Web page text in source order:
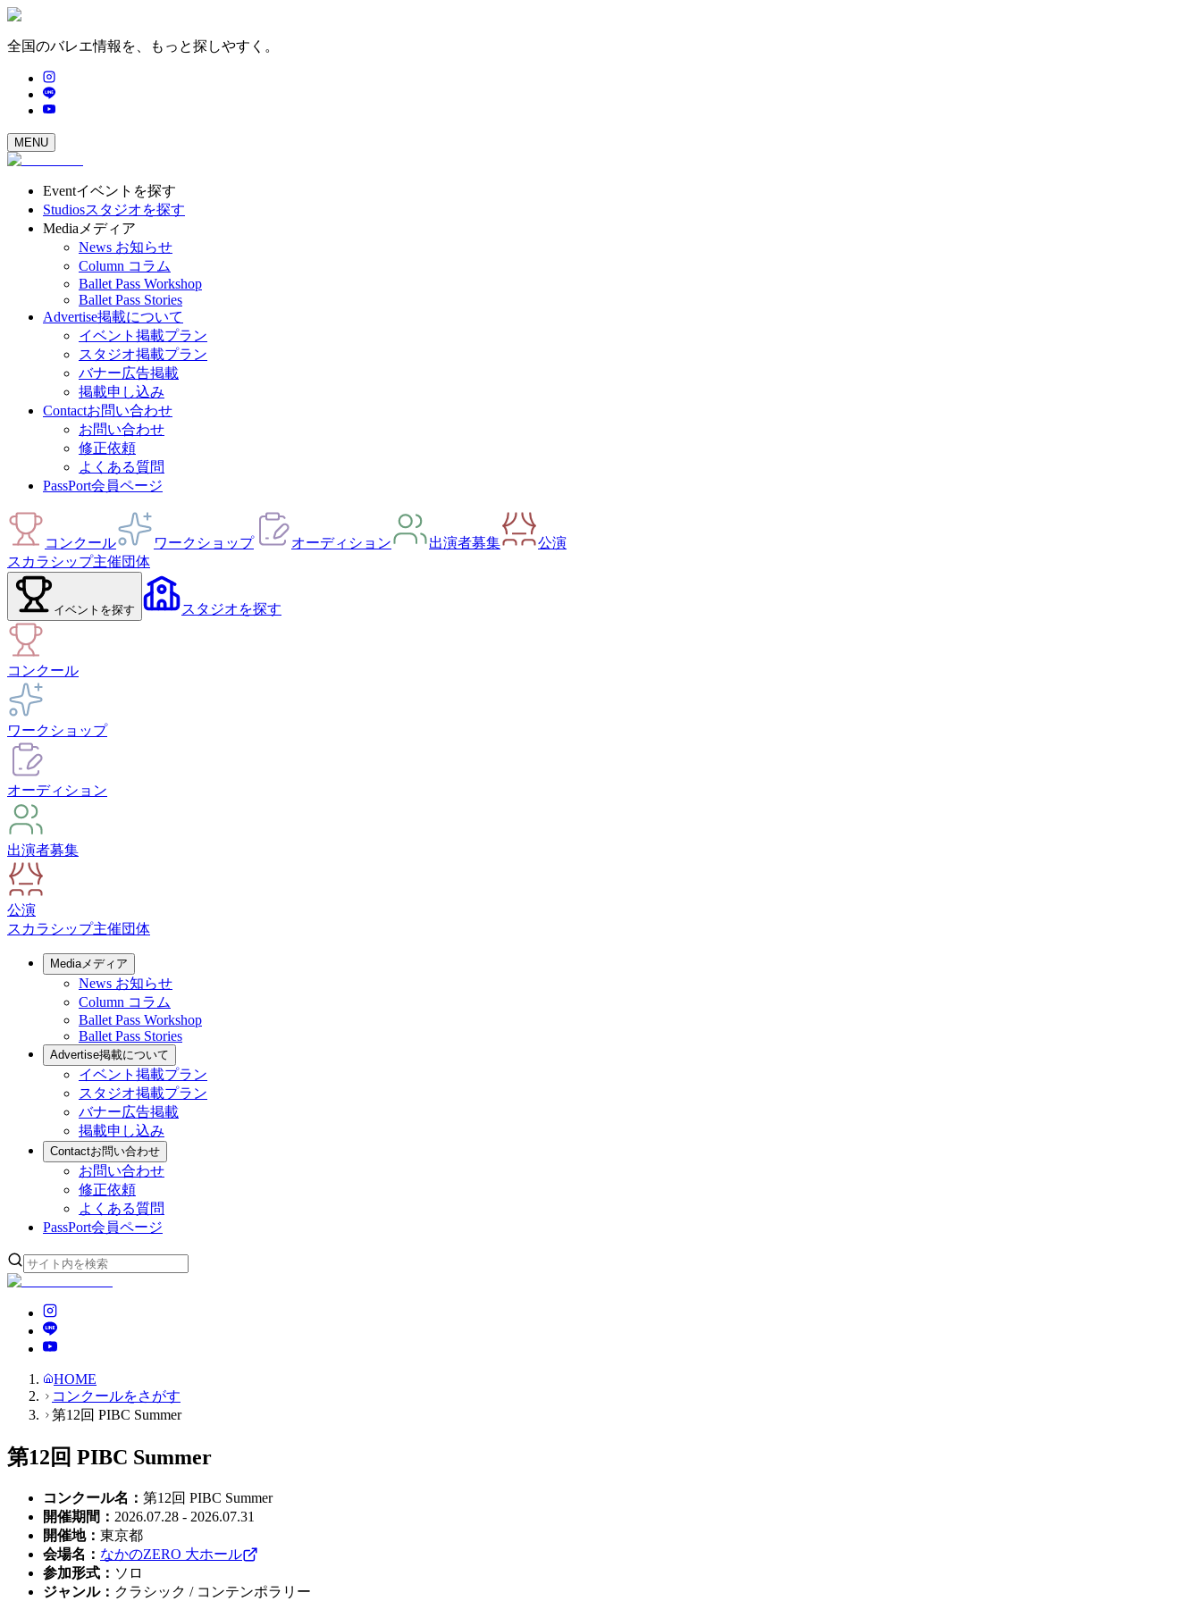
全国のバレエ情報を、もっと探しやすく。
MENU
Eventイベントを探す
Studiosスタジオを探す
Media メディア
News お知らせ
Column コラム
Ballet Pass Workshop
Ballet Pass Stories
Advertise掲載について
イベント掲載プラン
スタジオ掲載プラン
バナー広告掲載
掲載申し込み
Contactお問い合わせ
お問い合わせ
修正依頼
よくある質問
PassPort会員ページ
コンクール ワークショップ オーディション 出演者募集
公演
スカラシップ主催団体
イベント を探す スタジオを探す
コンクール
ワークショップ
オーディション
出演者募集
公演
スカラシップ主催団体
Mediaメディア
News お知らせ
Column コラム
Ballet Pass Workshop
Ballet Pass Stories
Advertise掲載について
イベント掲載プラン
スタジオ掲載プラン
バナー広告掲載
掲載申し込み
Contactお問い合わせ
お問い合わせ
修正依頼
よくある質問
PassPort会員ページ
HOME
コンクールをさがす
第12回 PIBC Summer
第12回 PIBC Summer
コンクール名 ： 第12回 PIBC Summer
開催期間 ： 2026.07.28 - 2026.07.31
開催地： 東京都
会場名 ： なかのZERO 大ホール
参加形式 ： ソロ
ジャンル： クラシック / コンテンポラリー